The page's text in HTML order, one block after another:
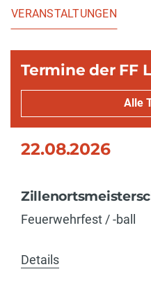
VERANSTALTUNGEN
Termine der FF
Alle
22.08.2026
Feuerwehrfest / -ball
Details